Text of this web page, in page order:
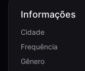
Informações
Cidade
Frequência
Gênero